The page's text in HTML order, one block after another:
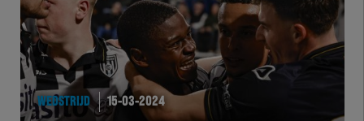
WEDSTRIJD 15-03-2024